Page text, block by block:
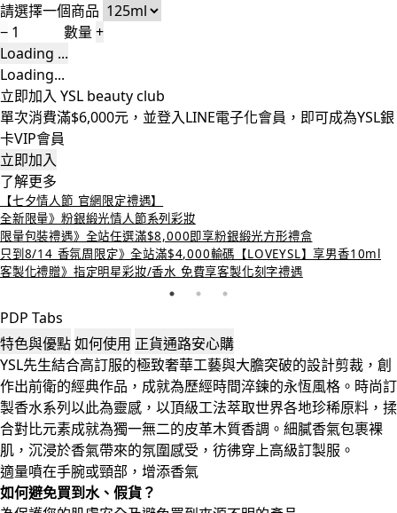
請選擇一個商品
−
數量+
Loading ...
Loading...
立即加入 YSL beauty club
單次消費滿$6,000元，並登入LINE電子化會員，即可成為YSL銀
卡VIP會員
立即加入
了解更多
【七夕情人節 官網限定禮遇】
全新限量》粉銀緞光情人節系列彩妝
限量包裝禮遇》全站任選滿$8,000即享粉銀緞光方形禮盒
只到8/14 香氛周限定》全站滿$4,000輸碼【LOVEYSL】享男香10ml
客製化禮贈》指定明星彩妝/香水 免費享客製化刻字禮遇
PDP Tabs
特色與優點如何使用 正貨通路安心購
YSL先生結合高訂服的極致奢華工藝與大膽突破的設計剪裁，創
作出前衛的經典作品，成就為歷經時間淬鍊的永恆風格。時尚訂
製香水系列以此為靈感，以頂級工法萃取世界各地珍稀原料，揉
合對比元素成就為獨一無二的皮革木質香調。細膩香氣包裹裸
肌，沉浸於香氣帶來的氛圍感受，彷彿穿上高級訂製服。
適量噴在手腕或頸部，增添香氣
如何避免買到水、假貨？